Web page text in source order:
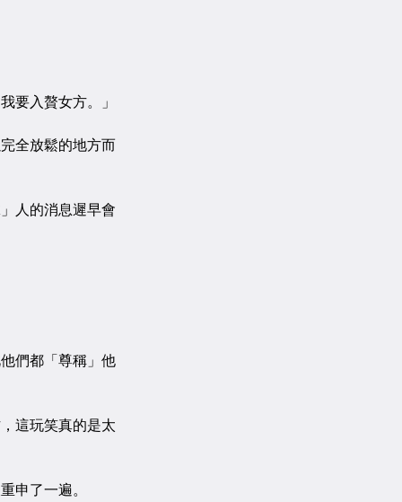
要入贅女方。」
全放鬆的地方而
人的消息遲早會
們都「尊稱」他
這玩笑真的是太
申了一遍。